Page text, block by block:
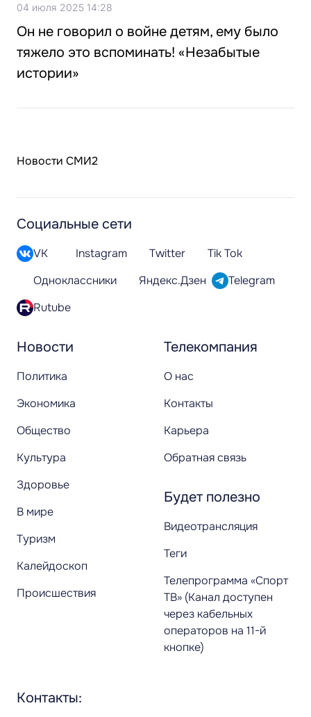
04 июля 2025 14:28
Он не говорил о войне детям, ему было
тяжело это вспоминать! «Незабытые
истории»
Новости СМИ2
Новости
Политика
Экономика
Общество
Культура
Здоровье
В мире
Туризм
Калейдоскоп
Происшествия
Телекомпания
О нас
Контакты
Карьера
Обратная связь
Будет полезно
Видеотрансляция
Теги
Телепрограмма «Спорт
ТВ» (Канал доступен
через кабельных
операторов на 11-й
кнопке)
Социальные сети
VK Instagram Twitter
Tik Tok
Одноклассники
Яндекс.Дзен
Telegram
Rutube
Контакты: